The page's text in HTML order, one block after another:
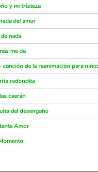
y mi tristeza
del amor
nada
me da
canción de la reanimación para
redondita
caerán
del desengaño
Amor